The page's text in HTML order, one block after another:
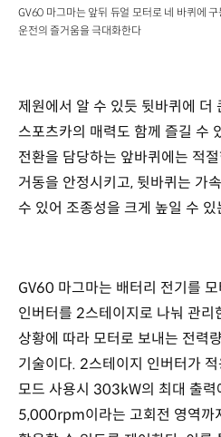
GV60 마그마는 앞뒤 듀얼 모터로 네 바퀴에
운전의 즐거움을 극대화한다
제원에서 알 수 있듯 뒷바퀴에 더
스포츠카의 매력도 함께 즐길 수
전환을 담당하는 앞바퀴에는 적
거동을 안정시키고, 뒷바퀴는 가
수 있어 조종성을 크게 높일 수 있
GV60 마그마는 배터리 전기를
인버터를 2스테이지로 나눠 관리
상황에 따라 모터로 보내는 전력
기술이다. 2스테이지 인버터가
모드 사용시 303kW의 최대 출력
5,000rpm이라는 고회전 영역까